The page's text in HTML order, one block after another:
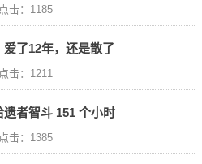
点击：1185
了12年，还是散了
点击：1211
者智斗 151 个小时
点击：1385